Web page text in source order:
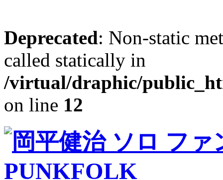
Deprecated: Non-static
called statically in
/virtual/draphic/
on line 12